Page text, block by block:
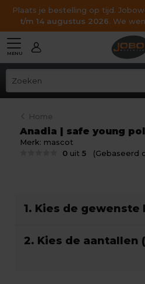
Plaats je bestelling op tijd.
t/m 14 augustus 2026. We
MENU
Home
Anadia | safe young
Merk: mascot
0 uit5 (Gebaseerd
1. Kies de gewenste
2. Kies de aantallen